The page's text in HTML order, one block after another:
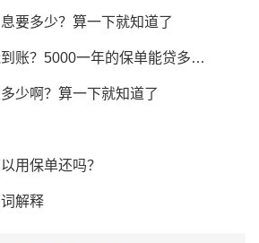
要多少？算一下就知道了
平安保单贷款多久能到账？5000一年的保单能贷多少钱？
少啊？算一下就知道了
用保单还吗？
解释